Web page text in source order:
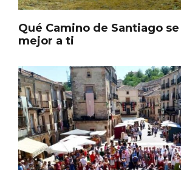
Qué Camino de Santiago
mejor a ti